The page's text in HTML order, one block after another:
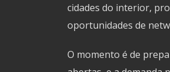
cidades do interior,
oportunidades de
O momento é de